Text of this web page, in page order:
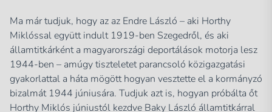
Ma már tudjuk, hogy az az Endre László – aki Horthy
Miklóssal együtt indult 1919-ben Szegedről, és aki
államtitkárként a magyarországi deportálások motorja lesz
1944-ben – amúgy tiszteletet parancsoló közigazgatási
gyakorlattal a háta mögött hogyan vesztette el a kormányzó
bizalmát 1944 júniusára. Tudjuk azt is, hogyan próbálta őt
Horthy Miklós júniustól kezdve Baky László államtitkárral